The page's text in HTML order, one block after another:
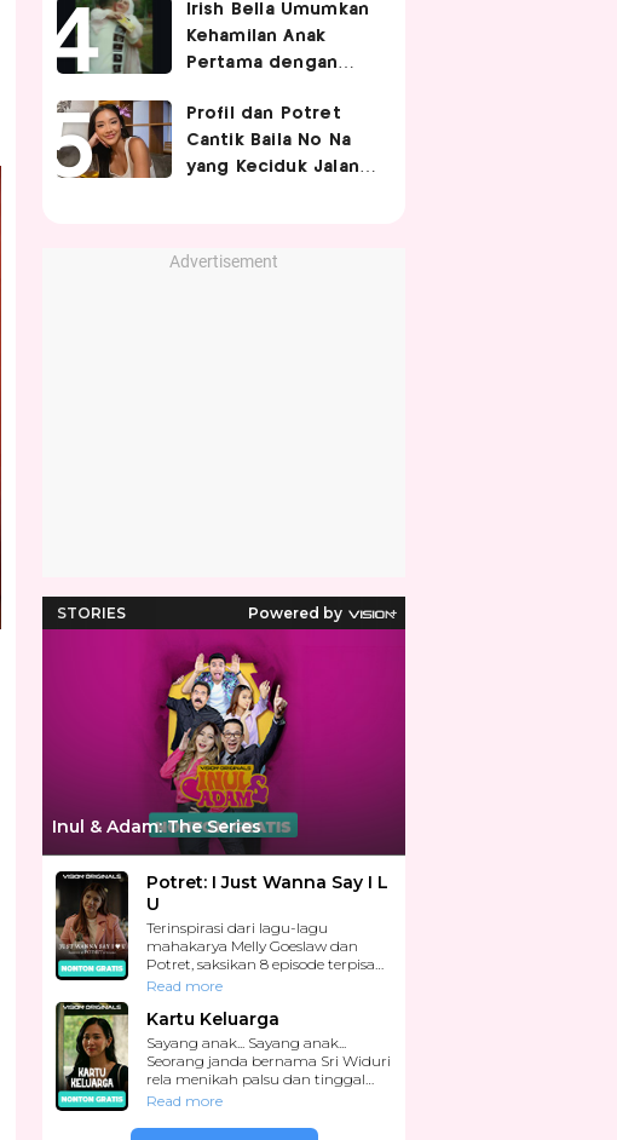
Irish Bella Umumkan
Kehamilan Anak
Pertama dengan
Profil dan Potret
Cantik Baila No Na
yang Keciduk Jalan
Advertisement